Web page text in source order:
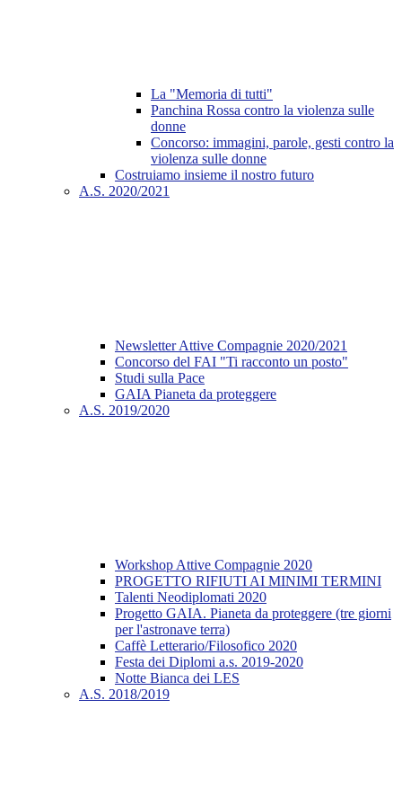
La "Memoria di tutti"
Panchina Rossa contro la violenza sulle
donne
Concorso: immagini, parole, gesti contro la
violenza sulle donne
Costruiamo insieme il nostro futuro
A.S. 2020/2021
Newsletter Attive Compagnie 2020/2021
Concorso del FAI "Ti racconto un posto"
Studi sulla Pace
GAIA Pianeta da proteggere
A.S. 2019/2020
Workshop Attive Compagnie 2020
PROGETTO RIFIUTI AI MINIMI TERMINI
Talenti Neodiplomati 2020
Progetto GAIA. Pianeta da proteggere (tre giorni
per l'astronave terra)
Caffè Letterario/Filosofico 2020
Festa dei Diplomi a.s. 2019-2020
Notte Bianca dei LES
A.S. 2018/2019